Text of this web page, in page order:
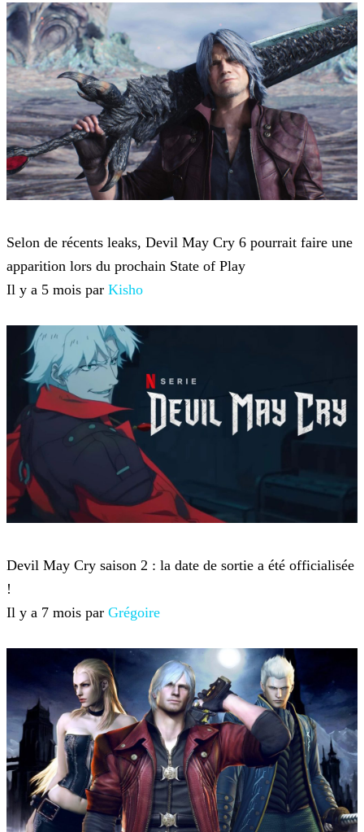
Selon de récents leaks, Devil May Cry 6 pourrait faire une
apparition lors du prochain State of Play
Il y a 5 mois par Kisho
Devil May Cry saison 2 : la date de sortie a été officialisée
!
Il y a 7 mois par Grégoire